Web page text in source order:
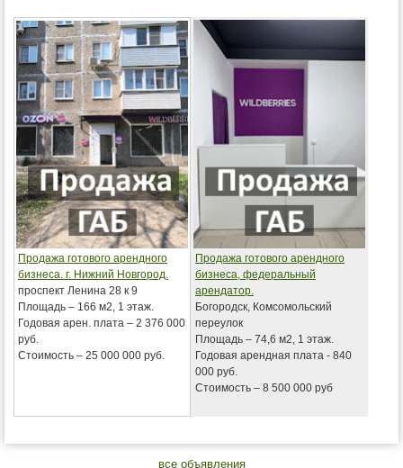
Продажа готового арендного
бизнеса. г. Нижний Новгород.
проспект Ленина 28 к 9
Площадь – 166 м2, 1 этаж.
Годовая арен. плата – 2 376 000
руб.
Стоимость – 25 000 000 руб.
Продажа готового арендного
бизнеса, федеральный
арендатор.
Богородск, Комсомольский
переулок
Площадь – 74,6 м2, 1 этаж.
Годовая арендная плата - 840
000 руб.
Стоимость – 8 500 000 руб
все объявления